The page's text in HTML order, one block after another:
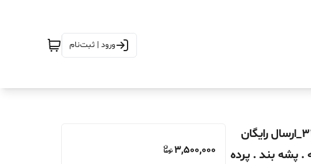
ورود | ثبت‌نام
پرده توری مگنتی_310*200_عرض200در ارتفاع_310_ارسال رایگان
پشه بند . پرده
3,500,000